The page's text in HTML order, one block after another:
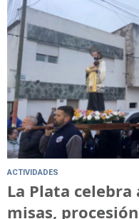
ACTIVIDADES
La Plata celebra
misas,